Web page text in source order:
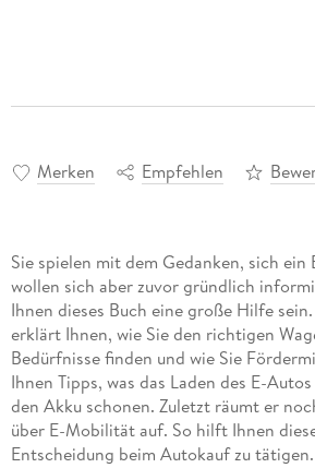
Merken Empfehlen
Sie spielen mit dem Gedanken, sich ein
wollen sich aber zuvor gründlich
Ihnen dieses Buch eine große Hilfe
erklärt Ihnen, wie Sie den richtigen
Bedürfnisse finden und wie Sie
Ihnen Tipps, was das Laden des E-
den Akku schonen. Zuletzt räumt er
über E-Mobilität auf. So hilft Ihnen
Entscheidung beim Autokauf zu tätigen.